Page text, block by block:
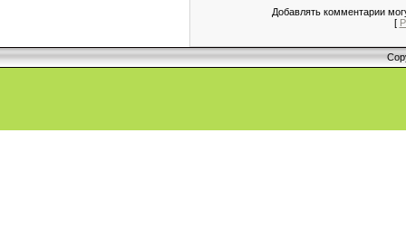
Добавлять комментарии
[